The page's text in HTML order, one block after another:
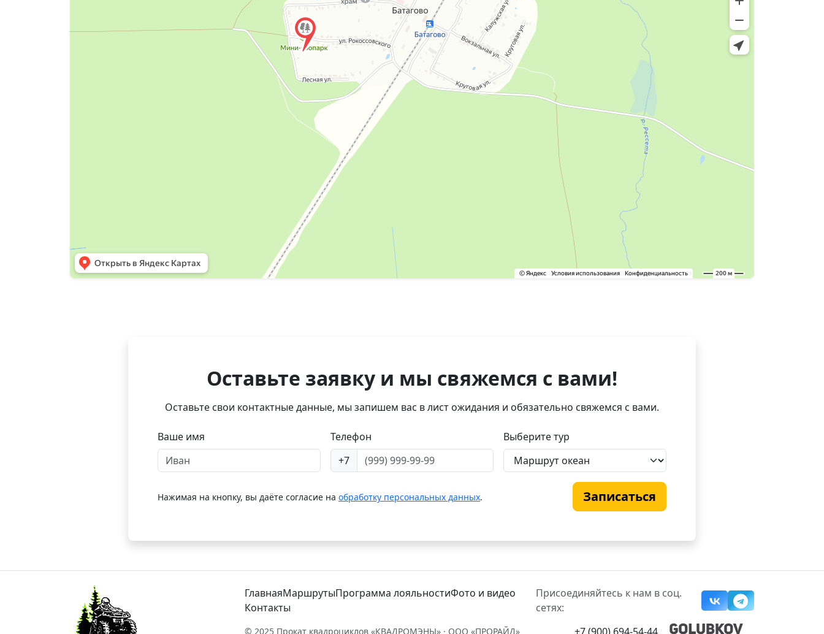
Оставьте заявку и мы свяжемся с вами!
Оставьте свои контактные данные, мы запишем вас в лист ожидания и обязательно свяжемся с вами.
Ваше имя
Телефон
+7
Выберите тур
Нажимая на кнопку, вы даёте согласие на обработку персональных данных. Записаться
ГлавнаяМаршрутыПрограмма лояльностиФото и видео
Контакты
© 2025 Прокат квадроциклов «КВАДРОМЭНЫ» · ООО «ПРОРАЙД»
Присоединяйтесь к нам в соц.
сетях: